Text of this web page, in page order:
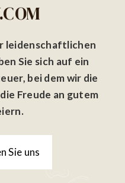
leidenschaftlichen
Sie sich auf ein
bei dem wir die
Freude an gutem
Sie uns